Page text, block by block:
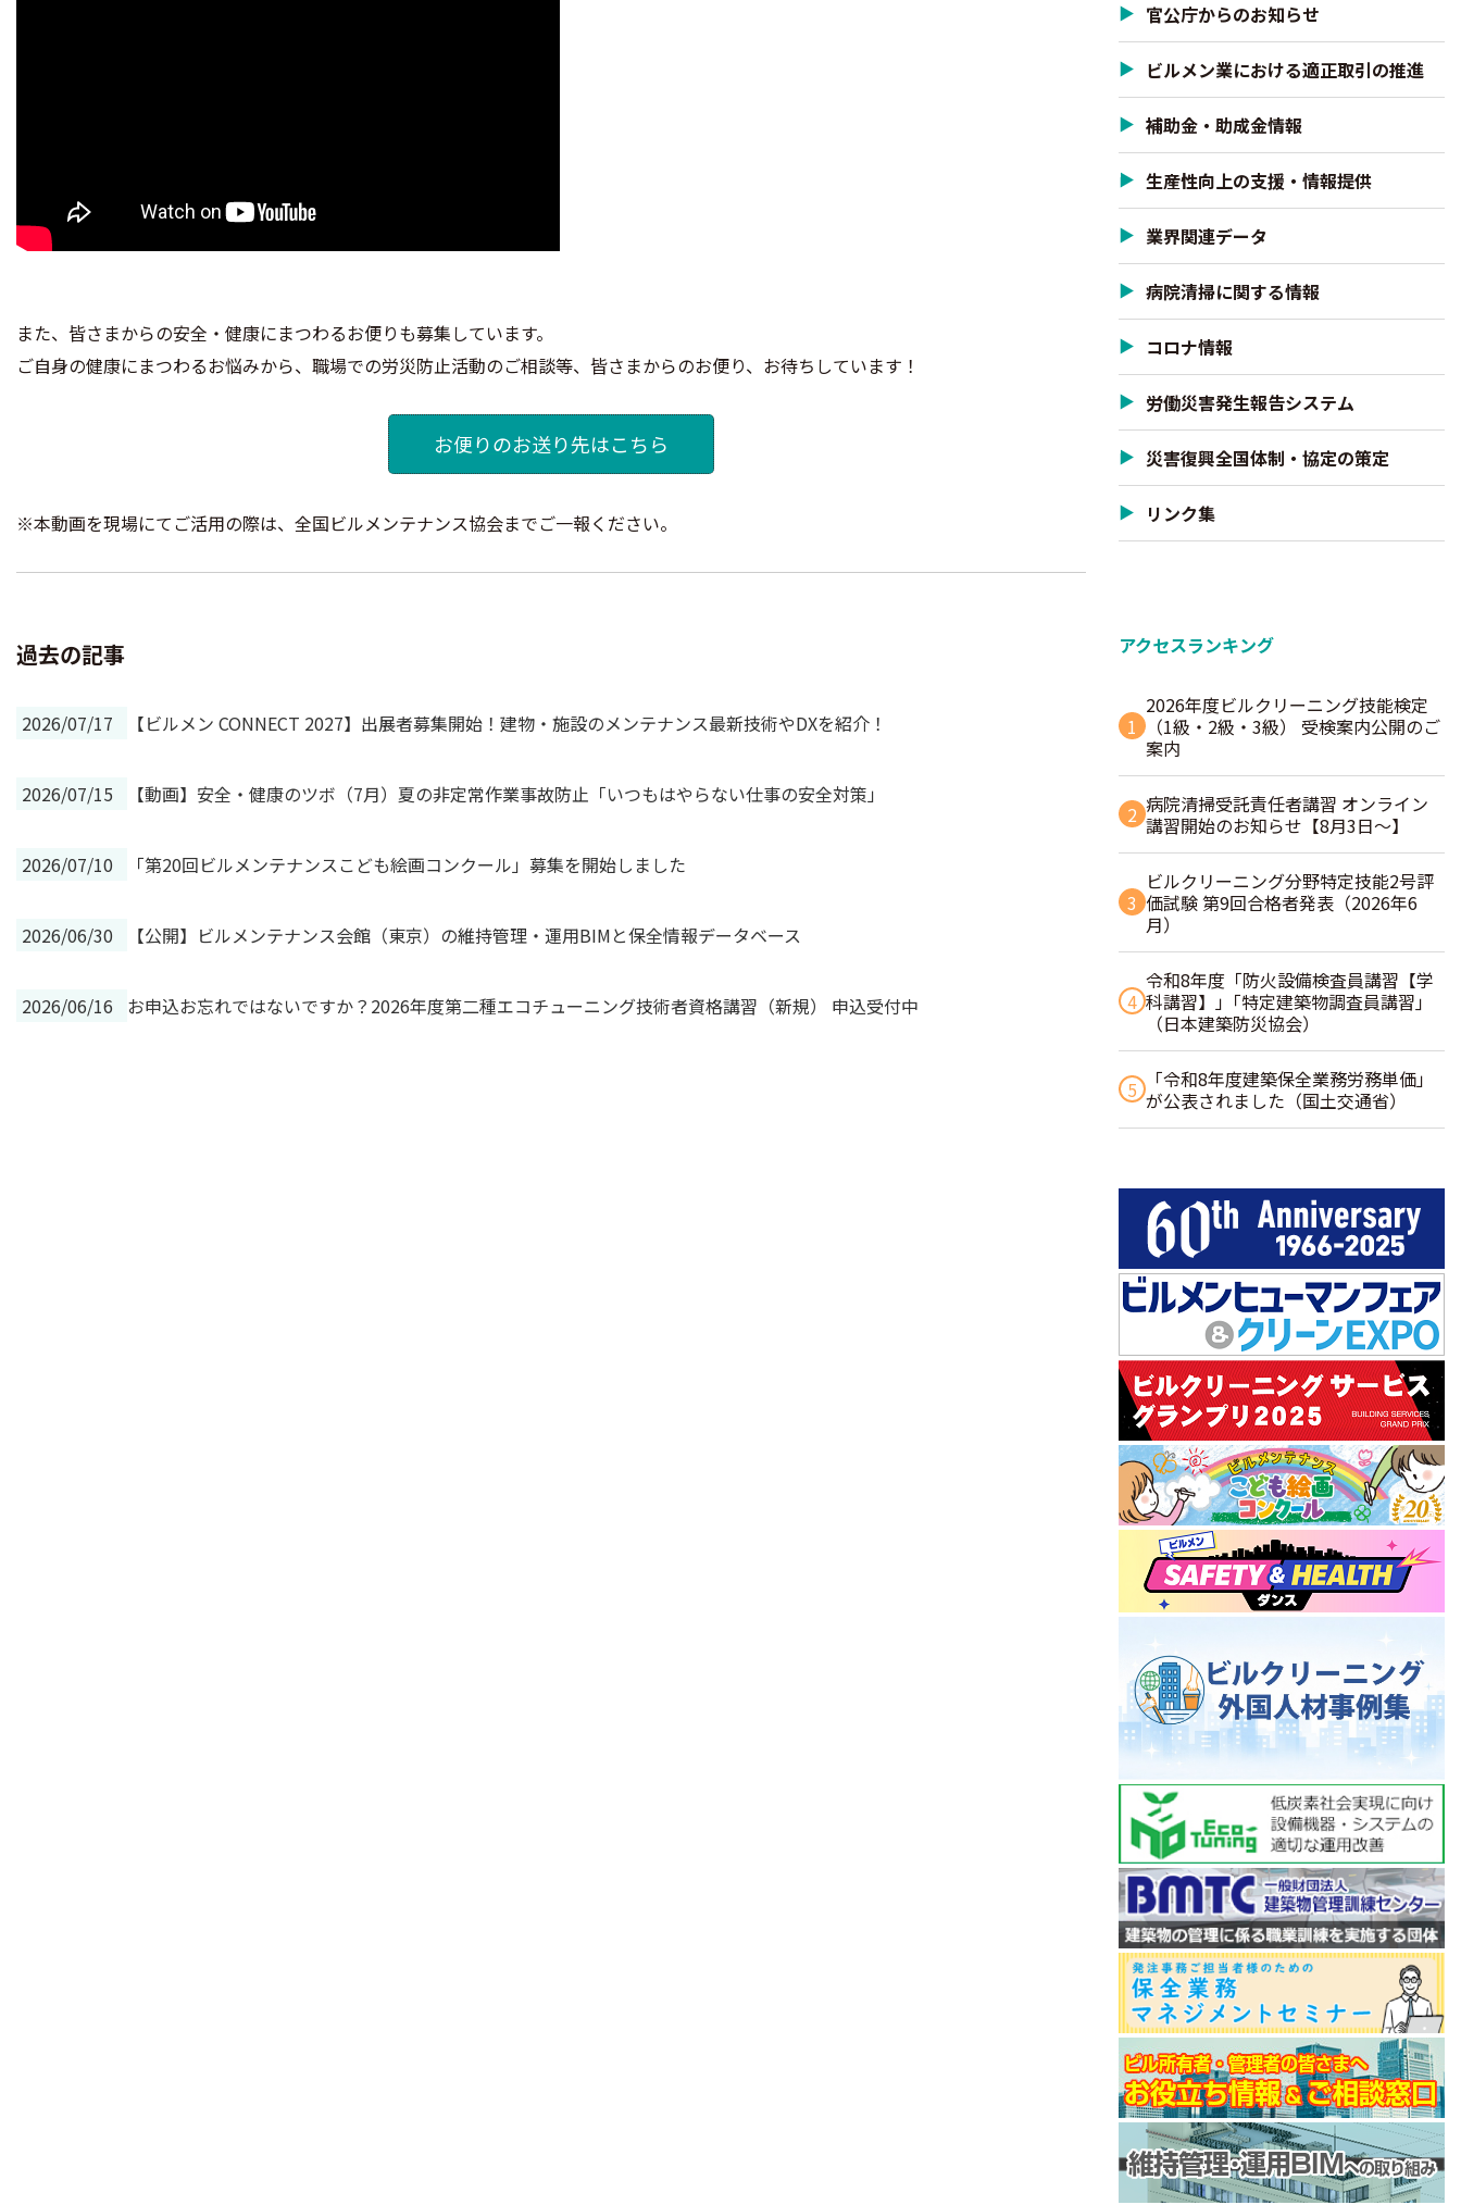
また、皆さまからの安全・健康にまつわるお便りも募集しています。
ご自身の健康にまつわるお悩みから、職場での労災防止活動のご相談等、皆さまからのお便り、お待ちしています！
お便りのお送り先はこちら
※本動画を現場にてご活用の際は、全国ビルメンテナンス協会までご一報ください。
過去の記事
2026/07/17 【ビルメン CONNECT 2027】出展者募集開始！建物・施設のメンテナンス最新技術やDXを紹介！
2026/07/15 【動画】安全・健康のツボ（7月）夏の非定常作業事故防止「いつもはやらない仕事の安全対策」
2026/07/10 「第20回ビルメンテナンスこども絵画コンクール」募集を開始しました
2026/06/30 【公開】ビルメンテナンス会館（東京）の維持管理・運用BIMと保全情報データベース
2026/06/16 お申込お忘れではないですか？2026年度第二種エコチューニング技術者資格講習（新規） 申込受付中
官公庁からのお知らせ
ビルメン業における適正取引の推進
補助金・助成金情報
生産性向上の支援・情報提供
業界関連データ
病院清掃に関する情報
コロナ情報
労働災害発生報告システム
災害復興全国体制・協定の策定
リンク集
アクセスランキング
1
2026年度ビルクリーニング技能検定
（1級・2級・3級） 受検案内公開のご
案内
2 病院清掃受託責任者講習 オンライン
講習開始のお知らせ【8月3日～】
3
ビルクリーニング分野特定技能2号評
価試験 第9回合格者発表（2026年6
月）
4
令和8年度「防火設備検査員講習【学
科講習】」｢特定建築物調査員講習｣
（日本建築防災協会）
5
「令和8年度建築保全業務労務単価」
が公表されました（国土交通省）